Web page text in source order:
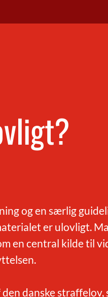
og en særlig
er ulovligt.
en central kilde til
danske